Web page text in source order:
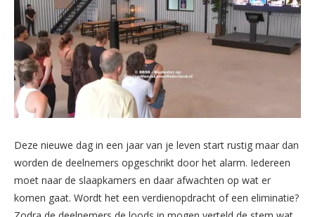
Deze nieuwe dag in een jaar van je leven start rustig maar dan
worden de deelnemers opgeschrikt door het alarm. Iedereen
moet naar de slaapkamers en daar afwachten op wat er
komen gaat. Wordt het een verdienopdracht of een eliminatie?